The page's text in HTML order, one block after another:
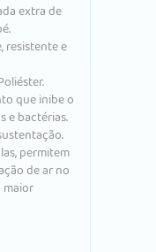
extra de
resistente e
que inibe o
e bactérias.
permitem
de ar no